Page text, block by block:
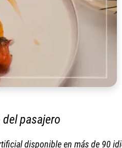
pasajero
disponible en más de 90